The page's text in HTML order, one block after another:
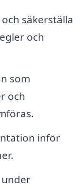
säkerställa
och
som
och
inför
under